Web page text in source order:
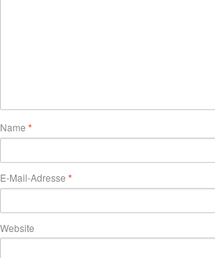
Name *
E-Mail-Adresse *
Website